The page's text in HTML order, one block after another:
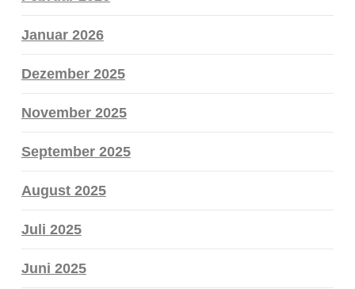
Januar 2026
Dezember 2025
November 2025
September 2025
August 2025
Juli 2025
Juni 2025